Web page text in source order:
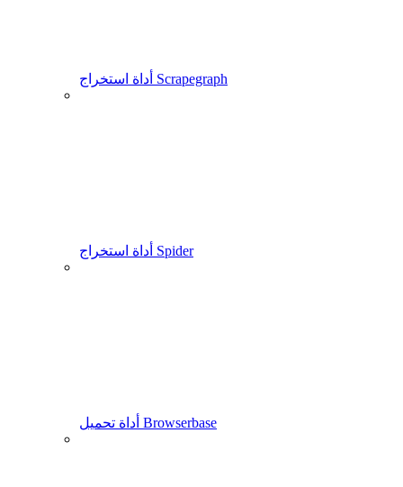
أداة استخراج Scrapegraph
أداة استخراج Spider
أداة تحميل Browserbase